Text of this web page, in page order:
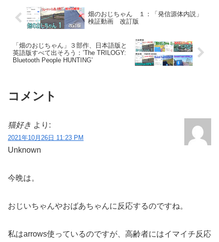
畑のおじちゃん １：「発信源体内説」
検証動画 改訂版
「畑のおじちゃん」３部作、日本語版と
英語版すべて出そろう：’The TRILOGY:
Bluetooth People HUNTING’
コメント
猫好き より:
2021年10月26日 11:23 PM
Unknown
今晩は。
おじいちゃんやおばあちゃんに反応するのですね。
私はarrows使っているのですが、高齢者にはイマイチ反応